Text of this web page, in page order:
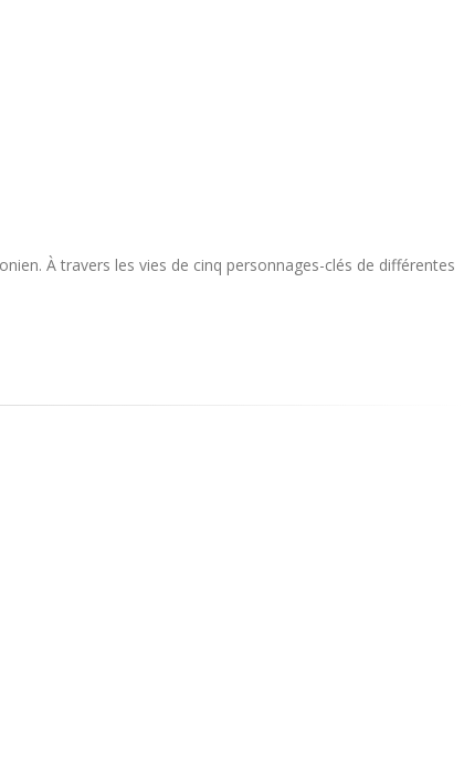
À travers les vies de cinq personnages-clés de différentes